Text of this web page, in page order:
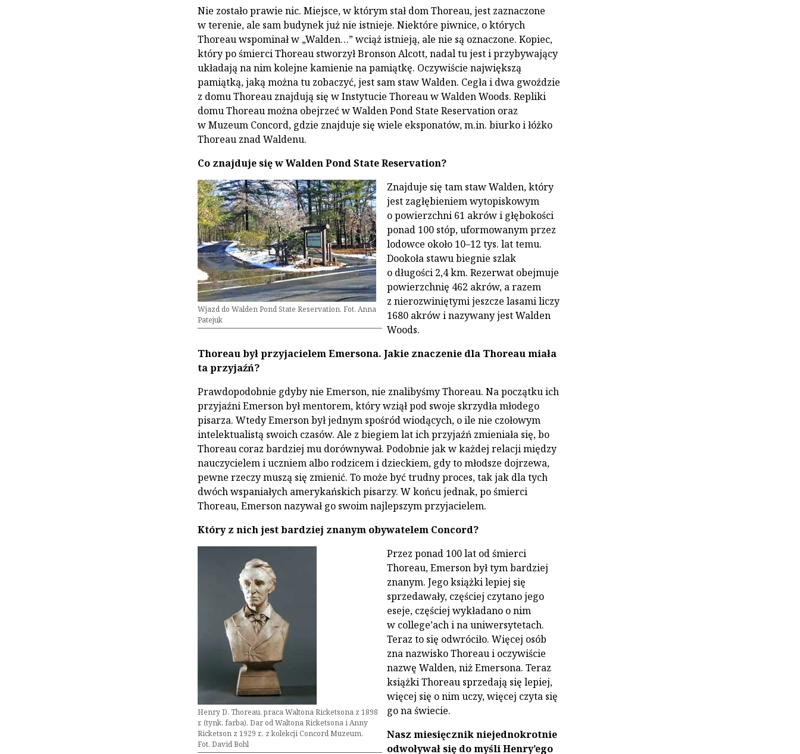
Nie zostało prawie nic. Miejsce, w którym stał dom Thoreau, jest zaznaczone
w terenie, ale sam budynek już nie istnieje. Niektóre piwnice, o których
Thoreau wspominał w „Walden…” wciąż istnieją, ale nie są oznaczone. Kopiec,
który po śmierci Thoreau stworzył Bronson Alcott, nadal tu jest i przybywający
układają na nim kolejne kamienie na pamiątkę. Oczywiście największą
pamiątką, jaką można tu zobaczyć, jest sam staw Walden. Cegła i dwa gwoździe
z domu Thoreau znajdują się w Instytucie Thoreau w Walden Woods. Repliki
domu Thoreau można obejrzeć w Walden Pond State Reservation oraz
w Muzeum Concord, gdzie znajduje się wiele eksponatów, m.in. biurko i łóżko
Thoreau znad Waldenu.
Co znajduje się w Walden Pond State Reservation?
Wjazd do Walden Pond State Reservation. Fot. Anna
Patejuk
Znajduje się tam staw Walden, który
jest zagłębieniem wytopiskowym
o powierzchni 61 akrów i głębokości
ponad 100 stóp, uformowanym przez
lodowce około 10–12 tys. lat temu.
Dookoła stawu biegnie szlak
o długości 2,4 km. Rezerwat obejmuje
powierzchnię 462 akrów, a razem
z nierozwiniętymi jeszcze lasami liczy
1680 akrów i nazywany jest Walden
Woods.
Thoreau był przyjacielem Emersona. Jakie znaczenie dla Thoreau miała
ta przyjaźń?
Prawdopodobnie gdyby nie Emerson, nie znalibyśmy Thoreau. Na początku ich
przyjaźni Emerson był mentorem, który wziął pod swoje skrzydła młodego
pisarza. Wtedy Emerson był jednym spośród wiodących, o ile nie czołowym
intelektualistą swoich czasów. Ale z biegiem lat ich przyjaźń zmieniała się, bo
Thoreau coraz bardziej mu dorównywał. Podobnie jak w każdej relacji między
nauczycielem i uczniem albo rodzicem i dzieckiem, gdy to młodsze dojrzewa,
pewne rzeczy muszą się zmienić. To może być trudny proces, tak jak dla tych
dwóch wspaniałych amerykańskich pisarzy. W końcu jednak, po śmierci
Thoreau, Emerson nazywał go swoim najlepszym przyjacielem.
Który z nich jest bardziej znanym obywatelem Concord?
Henry D. Thoreau, praca Waltona Ricketsona z 1898
r. (tynk, farba). Dar od Waltona Ricketsona i Anny
Ricketson z 1929 r., z kolekcji Concord Muzeum.
Fot. David Bohl
Przez ponad 100 lat od śmierci
Thoreau, Emerson był tym bardziej
znanym. Jego książki lepiej się
sprzedawały, częściej czytano jego
eseje, częściej wykładano o nim
w college’ach i na uniwersytetach.
Teraz to się odwróciło. Więcej osób
zna nazwisko Thoreau i oczywiście
nazwę Walden, niż Emersona. Teraz
książki Thoreau sprzedają się lepiej,
więcej się o nim uczy, więcej czyta się
go na świecie.
Nasz miesięcznik niejednokrotnie
odwoływał się do myśli Henry’ego